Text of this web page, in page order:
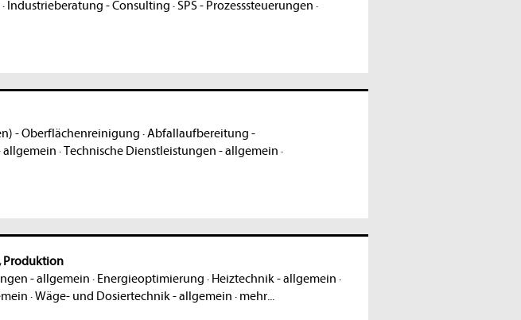
· Industrieberatung - Consulting ·SPS - Prozesssteuerungen ·
- Oberflächenreinigung ·Abfallaufbereitung -
·Technische Dienstleistungen - allgemein ·
Produktion
- allgemein · Energieoptimierung · Heiztechnik - allgemein ·
·Wäge- und Dosiertechnik - allgemein · mehr...